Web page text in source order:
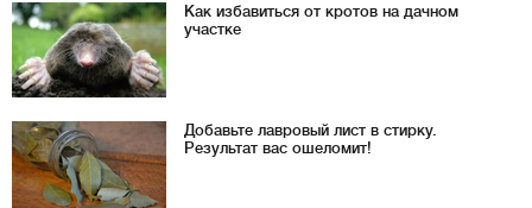
Как избавиться от кротов на дачном
участке
Добавьте лавровый лист в стирку.
Результат вас ошеломит!